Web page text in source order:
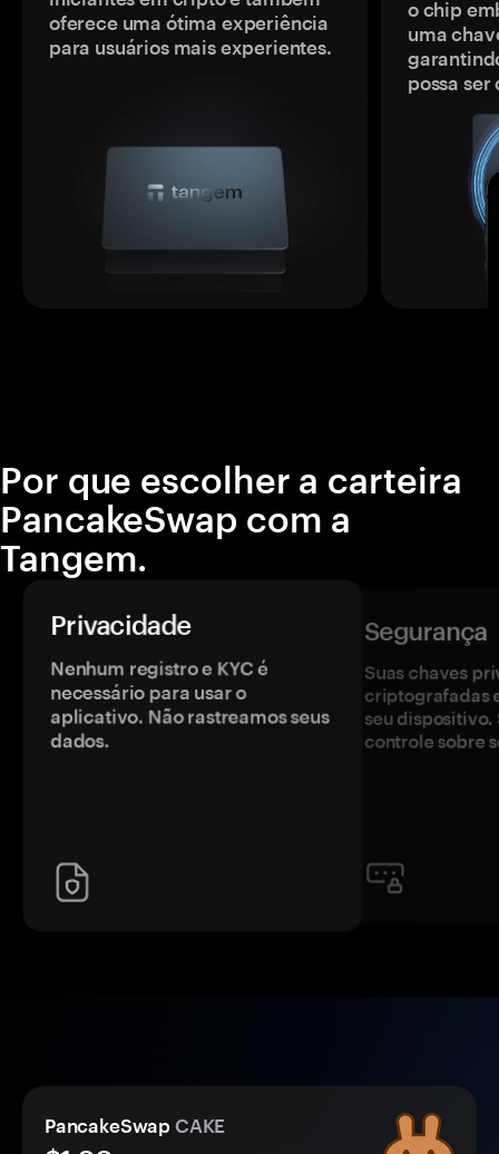
oferece uma ótima experiência
para usuários mais experientes.
o chip
uma
possa
Por que escolher a carteira
PancakeSwap com a
Tangem.
Privacidade
Nenhum registro e KYC é
necessário para usar o
aplicativo. Não rastreamos seus
dados.
Segurança
Suas chaves
criptografadas
seu dispositivo.
controle sobre
PancakeSwap CAKE